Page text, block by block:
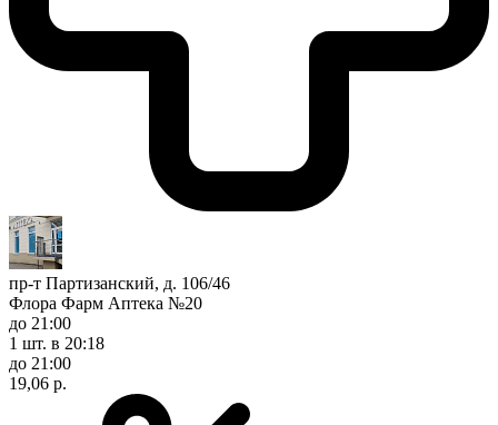
пр-т Партизанский, д. 106/46
Флора Фарм Аптека №20
до 21:00
1 шт. в 20:18
до 21:00
19,06 р.